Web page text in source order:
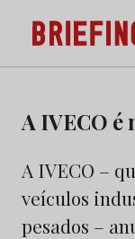
content
Briefing:
Marketing e
A IVECO é
A IVECO –
veículos
pesados –